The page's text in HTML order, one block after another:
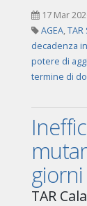
17 Mar
AGEA,
decadenza
potere di
termine di
TAR